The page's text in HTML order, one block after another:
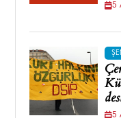
5
5